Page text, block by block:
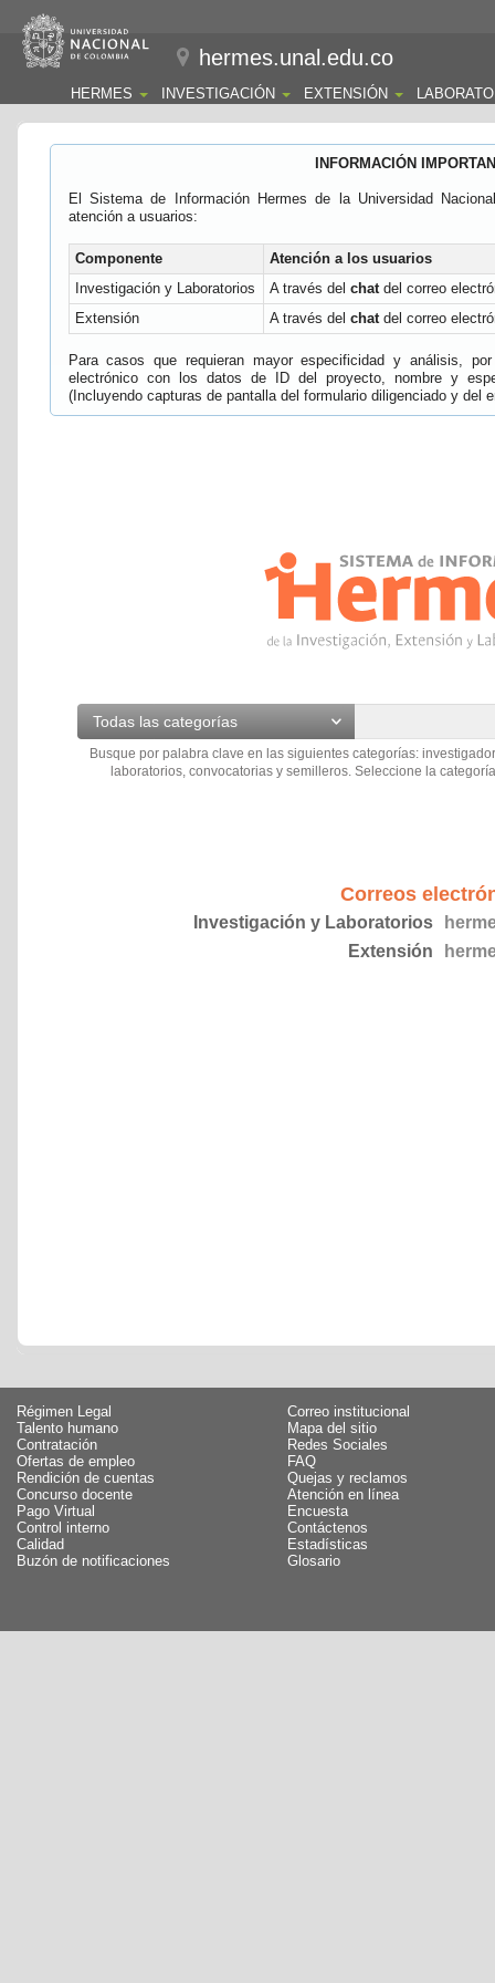
hermes.unal.edu.co
HERMES INVESTIGACIÓN EXTENSIÓN
INFORMACIÓN
El Sistema de Información Hermes de la Universidad
atención a usuarios:
Componente
Atención a los usuarios
Investigación y Laboratorios
A través del chatdel correo
Extensión
A través del chatdel correo
Para casos que requieran mayor especificidad y análisis,
electrónico con los datos de ID del proyecto, nombre y
(Incluyendo capturas de pantalla del formulario diligenciado y del
Todas las categorías
Busque por palabra clave en las siguientes categorías:
laboratorios, convocatorias y semilleros. Seleccione la
Correos
Investigación y Laboratorios
Extensión
Régimen Legal
Talento humano
Contratación
Ofertas de empleo
Rendición de cuentas
Concurso docente
Pago Virtual
Control interno
Calidad
Buzón de notificaciones
Correo institucional
Mapa del sitio
Redes Sociales
FAQ
Quejas y reclamos
Atención en línea
Encuesta
Contáctenos
Estadísticas
Glosario